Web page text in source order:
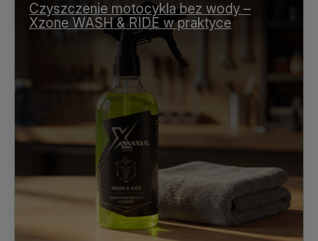
Czyszczenie motocykla bez wody –
Xzone WASH & RIDE w praktyce